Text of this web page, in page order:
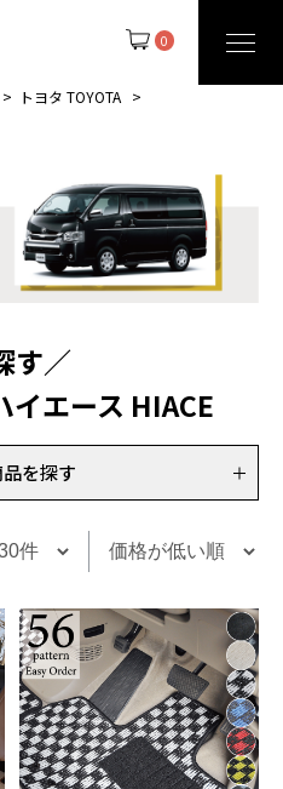
0
トヨタ TOYOTA
す／
イエース HIACE
を探す